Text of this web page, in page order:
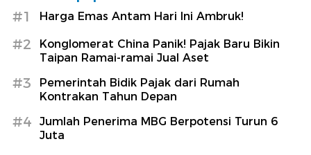
#1 Harga Emas Antam Hari Ini Ambruk!
#2
Konglomerat China Panik! Pajak Baru Bikin
Taipan Ramai-ramai Jual Aset
#3
Pemerintah Bidik Pajak dari Rumah
Kontrakan Tahun Depan
#4
Jumlah Penerima MBG Berpotensi Turun 6
Juta